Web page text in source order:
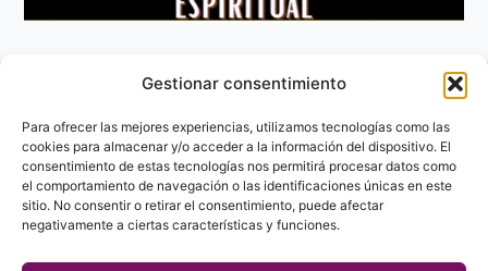
Gestionar consentimiento
Para ofrecer las mejores experiencias, utilizamos tecnologías como las
cookies para almacenar y/o acceder a la información del dispositivo. El
consentimiento de estas tecnologías nos permitirá procesar datos como
el comportamiento de navegación o las identificaciones únicas en este
sitio. No consentir o retirar el consentimiento, puede afectar
negativamente a ciertas características y funciones.
Aviso Legal
Política de privacidad
Política de Cookies
Contacto